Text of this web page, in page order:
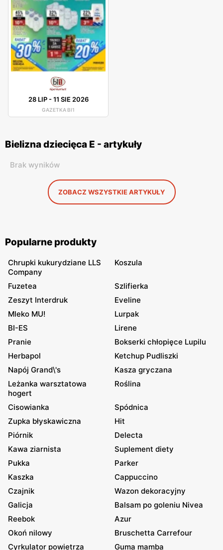
28 LIP-11 SIE 2026
GAZETKA BI1
Bielizna dziecięca E - artykuły
Brak wyników
ZOBACZ WSZYSTKIE ARTYKUŁY
Popularne produkty
Chrupki kukurydziane LLS
Company
Koszula
Fuzetea
Szlifierka
Zeszyt Interdruk
Eveline
Mleko MU!
Lurpak
BI-ES
Lirene
Pranie
Bokserki chłopięce Lupilu
Herbapol
Ketchup Pudliszki
Napój Grand\'s
Kasza gryczana
Leżanka warsztatowa
hogert
Roślina
Cisowianka
Spódnica
Zupka błyskawiczna
Hit
Piórnik
Delecta
Kawa ziarnista
Suplement diety
Pukka
Parker
Kaszka
Cappuccino
Czajnik
Wazon dekoracyjny
Galicja
Balsam po goleniu Nivea
Reebok
Azur
Okoń nilowy
Bruschetta Carrefour
Cyrkulator powietrza
Guma mamba